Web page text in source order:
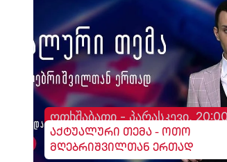
ოთხშაბათი - პარასკევი, 20:00
აქტუალური თემა - ოთო
მღებრიშვილთან ერთად